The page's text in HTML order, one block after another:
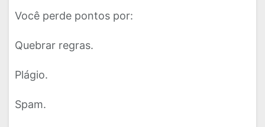
Você perde pontos por:
Quebrar regras.
Plágio.
Spam.